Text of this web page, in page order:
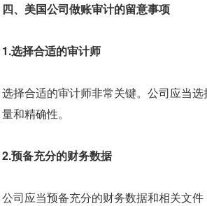
四、美国公司做账审计的留意事项
1.选择合适的审计师
选择合适的审计师非常关键。公司应当
量和精确性。
2.预备充分的财务数据
公司应当预备充分的财务数据和相关文